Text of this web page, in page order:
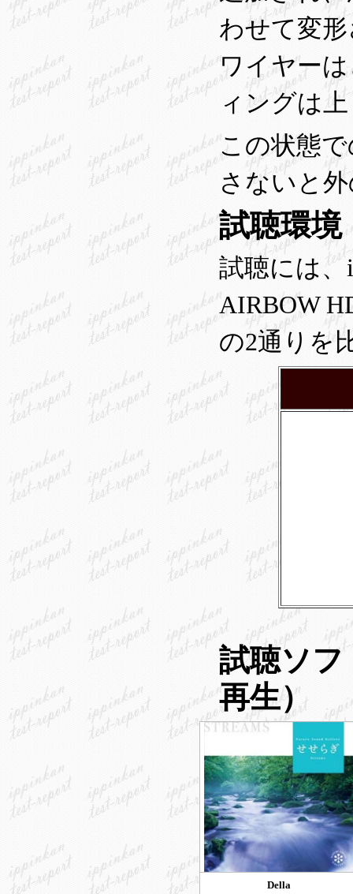
わせて変
ワイヤー
ィングは
この状態
さないと
試聴環境
試聴には、
AIRBOW
の2通りを
試聴ソフ
再生）
Della